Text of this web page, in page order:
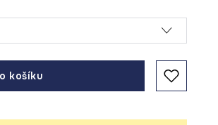
košíku